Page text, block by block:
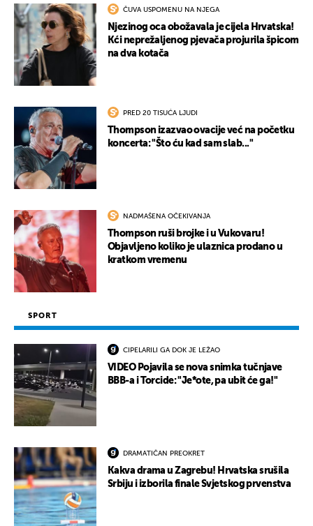
ČUVA USPOMENU NA NJEGA
Njezinog oca obožavala je cijela Hrvatska!
Kći neprežaljenog pjevača projurila špicom
na dva kotača
PRED 20 TISUĆA LJUDI
Thompson izazvao ovacije već na početku
koncerta: "Što ću kad sam slab..."
NADMAŠENA OČEKIVANJA
Thompson ruši brojke i u Vukovaru!
Objavljeno koliko je ulaznica prodano u
kratkom vremenu
SPORT
CIPELARILI GA DOK JE LEŽAO
VIDEO Pojavila se nova snimka tučnjave
BBB-a i Torcide: "Je*ote, pa ubit će ga!"
DRAMATIČAN PREOKRET
Kakva drama u Zagrebu! Hrvatska srušila
Srbiju i izborila finale Svjetskog prvenstva